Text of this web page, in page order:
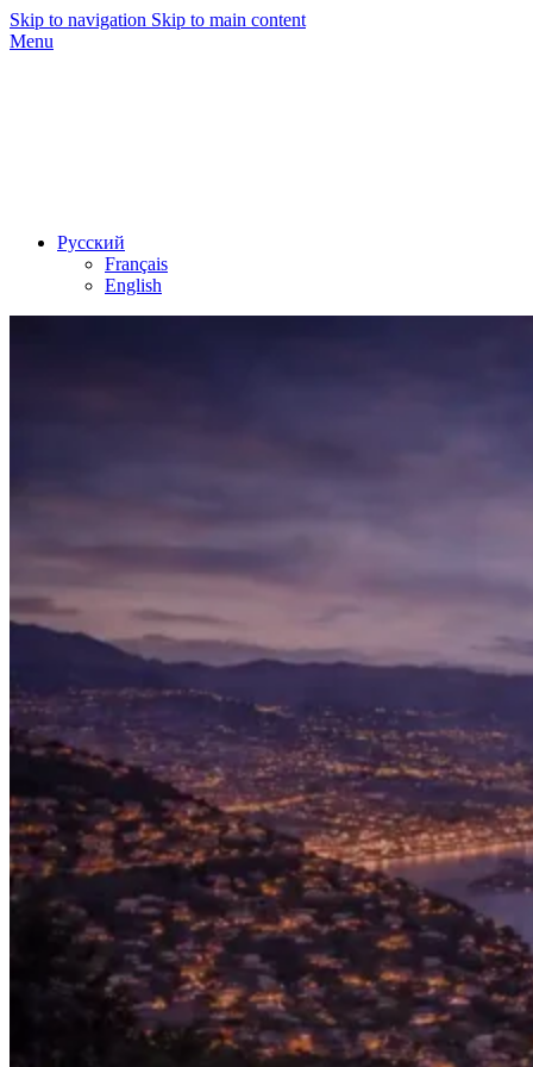
Skip to navigation Skip to main content
Menu
Русский
Français
English